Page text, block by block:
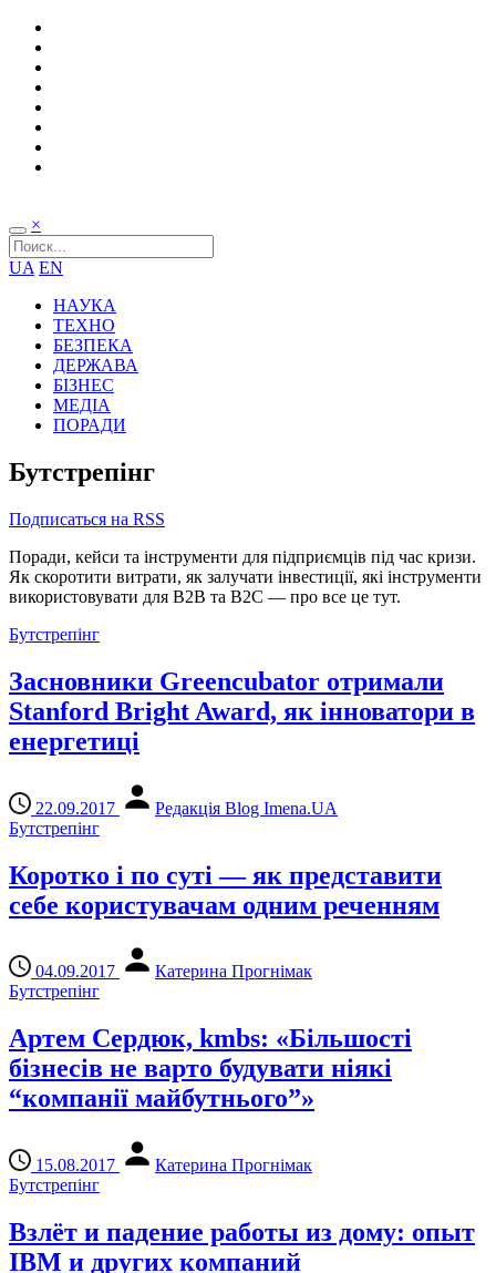
×
UA EN
НАУКА
ТЕХНО
БЕЗПЕКА
ДЕРЖАВА
БІЗНЕС
МЕДІА
ПОРАДИ
Бутстрепінг
Подписаться на RSS
Поради, кейси та інструменти для підприємців під час кризи.
Як скоротити витрати, як залучати інвестиції, які інструменти
використовувати для В2В та В2С — про все це тут.
Бутстрепінг
Засновники Greencubator отримали
Stanford Bright Award, як інноватори в
енергетиці
22.09.2017
Редакція Blog Imena.UA
Бутстрепінг
Коротко і по суті — як представити
себе користувачам одним реченням
04.09.2017
Катерина Прогнімак
Бутстрепінг
Артем Сердюк, kmbs: «Більшості
бізнесів не варто будувати ніякі
“компанії майбутнього”»
15.08.2017
Катерина Прогнімак
Бутстрепінг
Взлёт и падение работы из дому: опыт
IBM и других компаний